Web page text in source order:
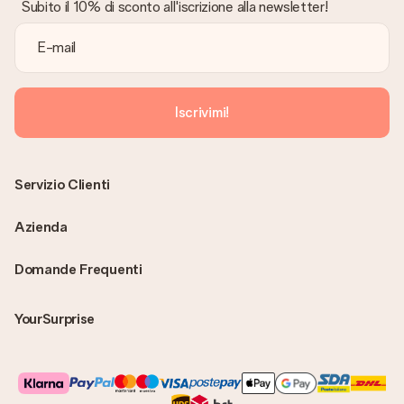
sarà visualizzabile sul proprio account MySurprise. In questo
modo puoi inviare il regalo direttamente al destinatario,
facendogli una vera e propria sorpresa!
Subito il 10% di sconto all'iscrizione alla newsletter!
Iscrivimi!
Domande Frequenti
YourSurprise
Servizio Clienti
Azienda